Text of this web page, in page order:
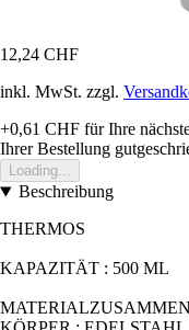
12,24 CHF
inkl. MwSt. zzgl.
+0,61 CHF für Ihre
Ihrer Bestellung
Loading...
Beschreibung
THERMOS
KAPAZITÄT : 500 ML